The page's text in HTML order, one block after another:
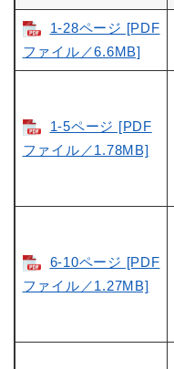
1-28ページ [PDF
ファイル／6.6MB]
1-5ページ [PDF
ファイル／1.78MB]
6-10ページ [PDF
ファイル／1.27MB]